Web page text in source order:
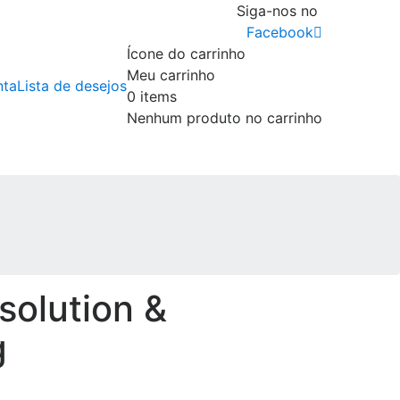
Siga-nos no
Facebook
Lista de desejos
Ícone do carrinho
Meu carrinho
0 items
Nenhum produto no carrinho
&